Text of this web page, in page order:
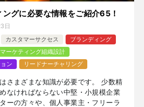
グに必要な情報をご紹介65！
日
カスタマーサクセス
ブランディング
マーケティング組織設計
ン
リードナーチャリング
さまざまな知識が必要です。 少数精
なければならない中堅・小規模企業
ーの方々や、個人事業主・フリーラ